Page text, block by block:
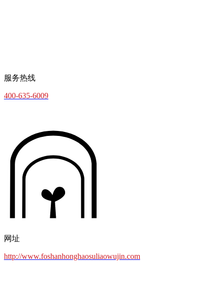
服务热线
400-635-6009
网址
http://www.foshanhonghaosuliaowujin.com